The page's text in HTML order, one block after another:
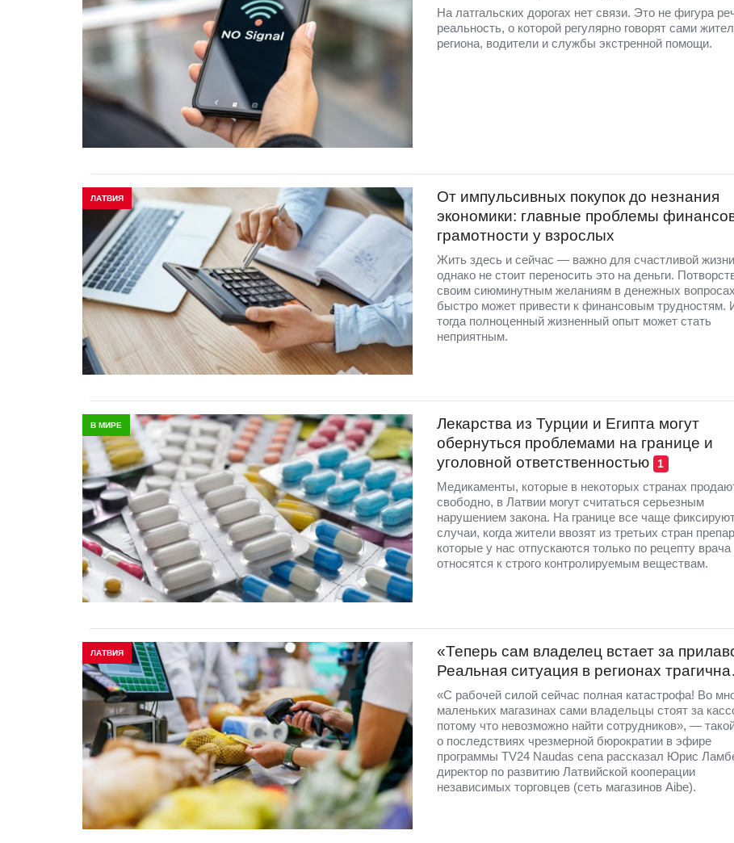
На латгальских дорогах нет связи. Это не фигура
реальность, о которой регулярно говорят сами
региона, водители и службы экстренной помощи.
ЛАТВИЯ
От импульсивных покупок до незнания
экономики: главные проблемы
грамотности у взрослых
Жить здесь и сейчас — важно для счастливой
однако не стоит переносить это на деньги.
своим сиюминутным желаниям в денежных вопросах
быстро может привести к финансовым трудностям.
тогда полноценный жизненный опыт может стать
неприятным.
В МИРЕ
Лекарства из Турции и Египта могут
обернуться проблемами на границе и
уголовной ответственностью
1
Медикаменты, которые в некоторых странах
свободно, в Латвии могут считаться серьезным
нарушением закона. На границе все чаще
случаи, когда жители ввозят из третьих стран
которые у нас отпускаются только по рецепту врача
относятся к строго контролируемым веществам.
ЛАТВИЯ
«Теперь сам владелец встает за
Реальная ситуация в регионах
«С рабочей силой сейчас полная катастрофа! Во
маленьких магазинах сами владельцы стоят за
потому что невозможно найти сотрудников», —
о последствиях чрезмерной бюрократии в эфире
программы TV24 Naudas cena рассказал Юрис
директор по развитию Латвийской кооперации
независимых торговцев (сеть магазинов Aibe).